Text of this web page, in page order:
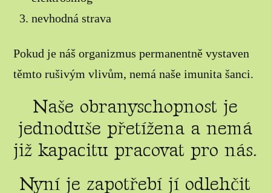
nevhodná strava
Pokud je náš organizmus permanentně vystaven
těmto rušivým vlivům, nemá naše imunita šanci.
Naše obranyschopnost je
jednoduše přetížena a nemá
již kapacitu pracovat pro nás.
Nyní je zapotřebí jí odlehčit